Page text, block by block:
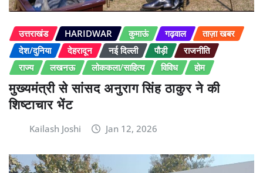
उत्तराखंड HARIDWAR कुमाऊं गढ़वाल
ताज़ा खबर
देश/दुनिया
देहरादून नई दिल्ली पौड़ी
राजनीति
राज्य
लखनऊ लोककला/साहित्य विविध होम
मुख्यमंत्री से सांसद अनुराग सिंह ठाकुर ने की
शिष्टाचार भेंट
Kailash Joshi Jan 12, 2026